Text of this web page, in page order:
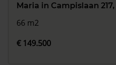
Maria in Campislaan 217,
66 m2
€ 149.500